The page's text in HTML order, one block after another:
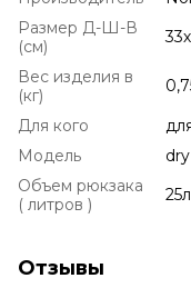
Размер Д-Ш-В
(см)
Вес изделия в
(кг)
Для кого
Модель
Объем рюкзака
( литров )
25л
Отзывы